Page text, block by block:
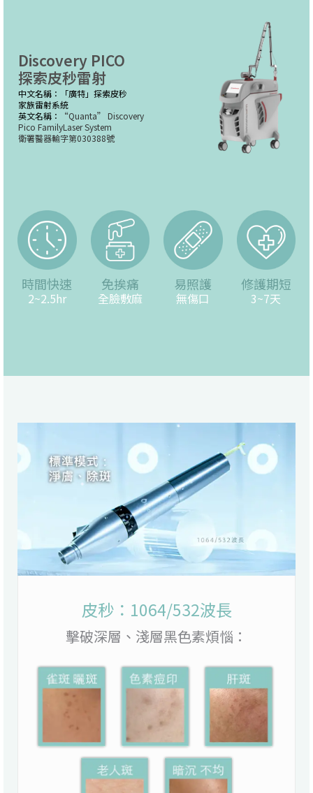
Discovery PICO
探索皮秒雷射
中文名稱：「廣特」探索皮秒
家族雷射系統
英文名稱：
“Quanta” Discovery
Pico FamilyLaser System
衛署醫器輸字第030388號
時間快速
2~2.5hr
免挨痛
全臉敷麻
易照護
無傷口
修護期短
3~7天
皮秒：1064/532波長
擊破深層、淺層黑色素煩惱：